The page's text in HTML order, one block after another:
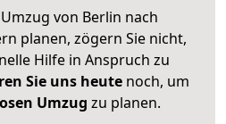
von Berlin nach
planen, zögern Sie nicht,
Hilfe in Anspruch zu
Sie uns heutenoch, um
Umzug zu planen.